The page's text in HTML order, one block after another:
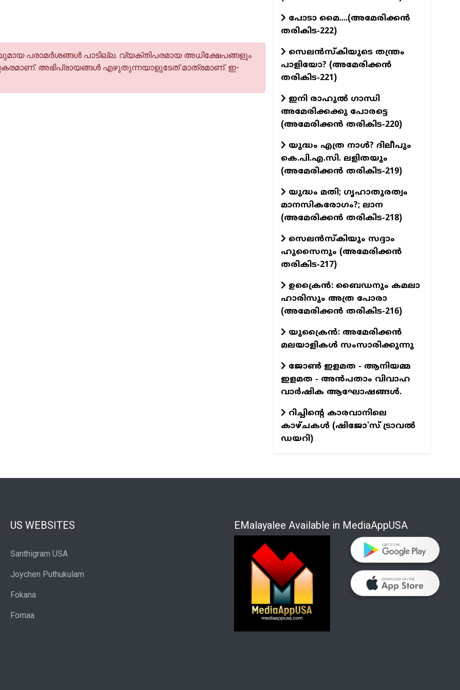
പരാമര്‍ശങ്ങള്‍ പാടില്ല. വ്യക്തിപരമായ അധിക്ഷേപങ്ങളും
അഭിപ്രായങ്ങള്‍ എഴുതുന്നയാളുടേത് മാത്രമാണ്. ഇ-
പോടാ മൈ....(അമേരിക്കൻ
തരികിട-222)
സെലൻസ്കിയുടെ തന്ത്രം
പാളിയോ? (അമേരിക്കൻ
തരികിട-221)
ഇനി രാഹുൽ ഗാന്ധി
അമേരിക്കക്കു പോരട്ടെ
(അമേരിക്കൻ തരികിട-220)
യുദ്ധം എത്ര നാൾ? ദിലീപും
കെ.പി.എ.സി. ലളിതയും
(അമേരിക്കൻ തരികിട-219)
യുദ്ധം മതി; ഗൃഹാതുരത്വം
മാനസികരോഗം?; ലാന
(അമേരിക്കൻ തരികിട-218)
സെലൻസ്കിയും സദ്ദാം
ഹുസൈനും (അമേരിക്കൻ
തരികിട-217)
ഉക്രൈൻ: ബൈഡനും കമലാ
ഹാരിസും അത്ര പോരാ
(അമേരിക്കൻ തരികിട-216)
യുക്രൈൻ: അമേരിക്കൻ
മലയാളികൾ സംസാരിക്കുന്നു
ജോൺ ഇളമത - ആനിയമ്മ
ഇളമത - അൻപതാം വിവാഹ
വാർഷിക ആഘോഷങ്ങൾ.
റിച്ചിന്റെ കാരവാനിലെ
കാഴ്ചകൾ (ഷിജോ'സ് ട്രാവൽ
ഡയറി)
US WEBSITES
Santhigram USA
Joychen Puthukulam
Fokana
Fomaa
EMalayalee Available in MediaAppUSA